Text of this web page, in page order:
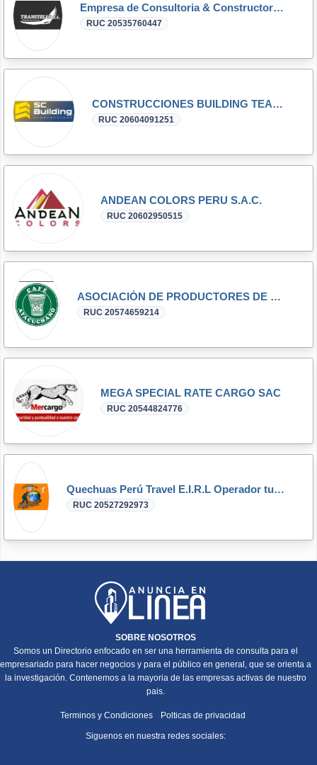
Empresa de Consultoria & Constructora Tello Villena S.A.C.
RUC 20535760447
CONSTRUCCIONES BUILDING TEAM S.A.C.
RUC 20604091251
ANDEAN COLORS PERU S.A.C.
RUC 20602950515
ASOCIACIÓN DE PRODUCTORES DE CAFÉ VRAE AYACUCHO
RUC 20574659214
MEGA SPECIAL RATE CARGO SAC
RUC 20544824776
Quechuas Perú Travel E.I.R.L Operador turístico líder en Sudamérica para viajes en Perú
RUC 20527292973
SOBRE NOSOTROS
Somos un Directorio enfocado en ser una herramienta de consulta para el
empresariado para hacer negocios y para el público en general, que se orienta a
la investigación. Contenemos a la mayoria de las empresas activas de nuestro
pais.
Terminos y Condiciones Polticas de privacidad
Siguenos en nuestra redes sociales: